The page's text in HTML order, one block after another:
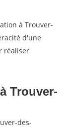
à Trouver-
d'une
réaliser
Trouver-
des-